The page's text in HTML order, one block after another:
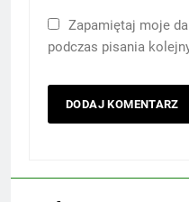
Zapamiętaj moje
podczas pisania